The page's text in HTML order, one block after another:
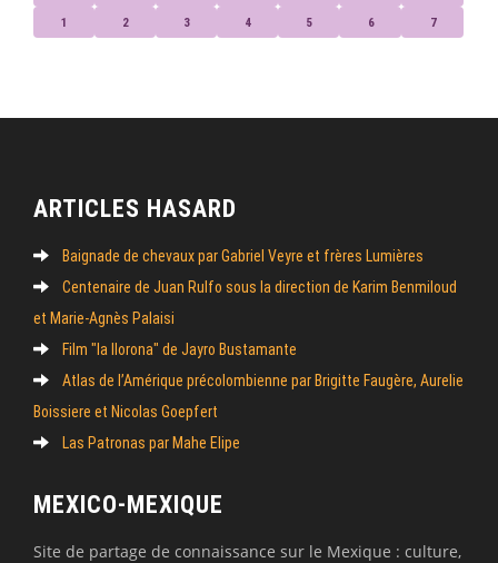
1 2 3 4 5 6 7
ARTICLES HASARD
Baignade de chevaux par Gabriel Veyre et frères Lumières
Centenaire de Juan Rulfo sous la direction de Karim Benmiloud
et Marie-Agnès Palaisi
Film "la llorona" de Jayro Bustamante
Atlas de l’Amérique précolombienne par Brigitte Faugère, Aurelie
Boissiere et Nicolas Goepfert
Las Patronas par Mahe Elipe
MEXICO-MEXIQUE
Site de partage de connaissance sur le Mexique : culture,